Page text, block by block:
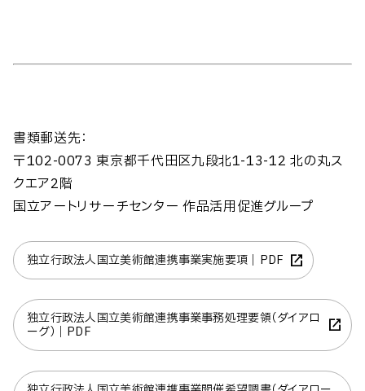
書類郵送先：
〒102-0073 東京都千代田区九段北1-13-12 北の丸ス
クエア2階
国立アートリサーチセンター 作品活用促進グループ
独立行政法人国立美術館連携事業実施要項｜PDF
独立行政法人国立美術館連携事業事務処理要領（ダイアロ
ーグ）｜PDF